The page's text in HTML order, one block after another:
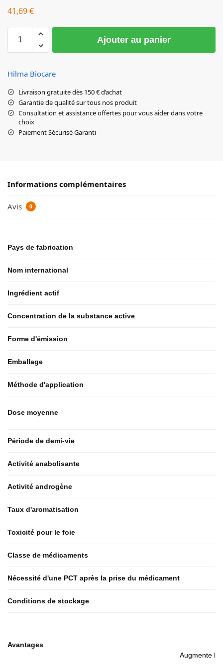
41,69€
Ajouter au panier
Hilma Biocare
Livraison gratuite dès 150 € d’achat
Garantie de qualité sur tous nos produit
Consultation et assistance offertes pour vous aider dans votre
choix
Paiement Sécurisé Garanti
Informations complémentaires
Avis 0
Pays de fabrication
Nom international
Ingrédient actif
Concentration de la substance active
Forme d'émission
Emballage
Méthode d'application
Dose moyenne
Période de demi-vie
Activité anabolisante
Activité androgène
Taux d'aromatisation
Toxicité pour le foie
Classe de médicaments
Nécessité d'une PCT après la prise du médicament
Conditions de stockage
Avantages
Augmente la